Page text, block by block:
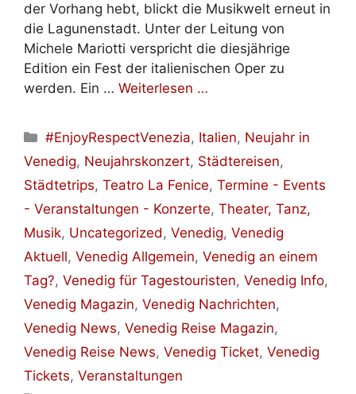
der Vorhang hebt, blickt die Musikwelt erneut in
die Lagunenstadt. Unter der Leitung von
Michele Mariotti verspricht die diesjährige
Edition ein Fest der italienischen Oper zu
werden. Ein … Weiterlesen …
Kategorien
#EnjoyRespectVenezia, Italien, Neujahr in
Venedig, Neujahrskonzert, Städtereisen,
Städtetrips, Teatro La Fenice, Termine - Events
- Veranstaltungen - Konzerte, Theater, Tanz,
Musik, Uncategorized, Venedig, Venedig
Aktuell, Venedig Allgemein, Venedig an einem
Tag?, Venedig für Tagestouristen, Venedig Info,
Venedig Magazin, Venedig Nachrichten,
Venedig News, Venedig Reise Magazin,
Venedig Reise News, Venedig Ticket, Venedig
Tickets, Veranstaltungen